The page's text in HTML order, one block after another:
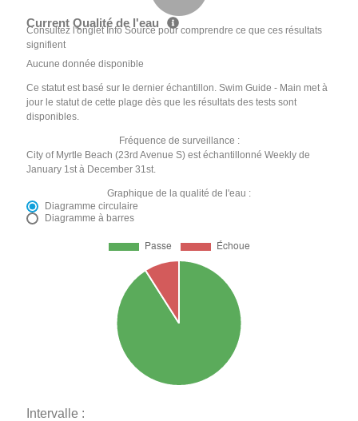
Current Qualité de l'eau
Consultez l'onglet Info Source pour comprendre ce que ces résultats
signifient
Aucune donnée disponible
Ce statut est basé sur le dernier échantillon. Swim Guide - Main met à
jour le statut de cette plage dès que les résultats des tests sont
disponibles.
Fréquence de surveillance :
City of Myrtle Beach (23rd Avenue S) est échantillonné Weekly de
January 1st à December 31st.
Graphique de la qualité de l'eau :
Diagramme circulaire
Diagramme à barres
Intervalle :